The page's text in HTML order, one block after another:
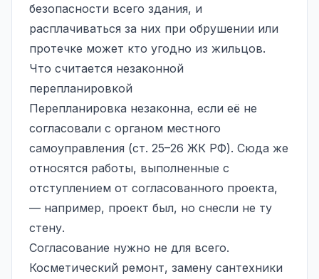
безопасности всего здания, и
расплачиваться за них при обрушении или
протечке может кто угодно из жильцов.
Что считается незаконной
перепланировкой
Перепланировка незаконна, если её не
согласовали с органом местного
самоуправления (ст. 25–26 ЖК РФ). Сюда же
относятся работы, выполненные с
отступлением от согласованного проекта,
— например, проект был, но снесли не ту
стену.
Согласование нужно не для всего.
Косметический ремонт, замену сантехники